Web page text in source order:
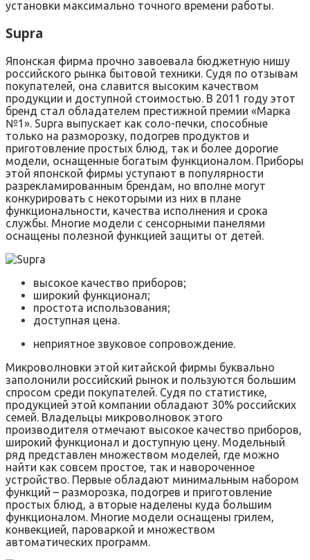
установки максимально точного времени работы.
Supra
Японская фирма прочно завоевала бюджетную нишу
российского рынка бытовой техники. Судя по отзывам
покупателей, она славится высоким качеством
продукции и доступной стоимостью. В 2011 году этот
бренд стал обладателем престижной премии «Марка
№1». Supra выпускает как соло-печки, способные
только на разморозку, подогрев продуктов и
приготовление простых блюд, так и более дорогие
модели, оснащенные богатым функционалом. Приборы
этой японской фирмы уступают в популярности
разрекламированным брендам, но вполне могут
конкурировать с некоторыми из них в плане
функциональности, качества исполнения и срока
службы. Многие модели с сенсорными панелями
оснащены полезной функцией защиты от детей.
высокое качество приборов;
широкий функционал;
простота использования;
доступная цена.
неприятное звуковое сопровождение.
Микроволновки этой китайской фирмы буквально
заполонили российский рынок и пользуются большим
спросом среди покупателей. Судя по статистике,
продукцией этой компании обладают 30% российских
семей. Владельцы микроволновок этого
производителя отмечают высокое качество приборов,
широкий функционал и доступную цену. Модельный
ряд представлен множеством моделей, где можно
найти как совсем простое, так и навороченное
устройство. Первые обладают минимальным набором
функций – разморозка, подогрев и приготовление
простых блюд, а вторые наделены куда большим
функционалом. Многие модели оснащены грилем,
конвекцией, пароваркой и множеством
автоматических программ.